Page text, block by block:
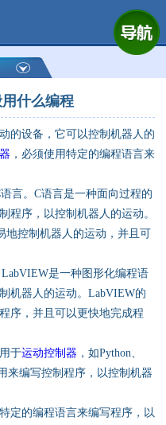
公司简介
产品展示
运动控制器
通用数控系统
定制数控系统
技术资讯
公司动态
资料下载
行业新闻
什么编程
的设备，它可以控制机器人的
，必须使用特定的编程语言来
言。C语言是一种面向过程的
程序，以控制机器人的运动。
地控制机器人的运动，并且可
是一种图形化编程语
机器人的运动。LabVIEW的
序，并且可以更快地完成程
于运动控制器 ，如Python、
来编写控制程序，以控制机器
定的编程语言来编写程序，以